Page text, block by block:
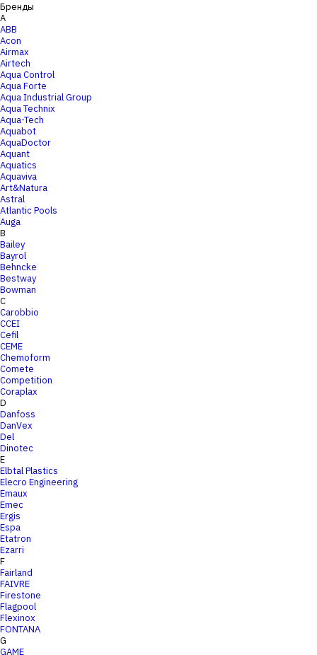
Бренды
A
ABB
Acon
Airmax
Airtech
Aqua Control
Aqua Forte
Aqua Industrial Group
Aqua Technix
Aqua-Tech
Aquabot
AquaDoctor
Aquant
Aquatics
Aquaviva
Art&Natura
Astral
Atlantic Pools
Auga
B
Bailey
Bayrol
Behncke
Bestway
Bowman
C
Carobbio
CCEI
Cefil
CEME
Chemoform
Comete
Competition
Coraplax
D
Danfoss
DanVex
Del
Dinotec
E
Elbtal Plastics
Elecro Engineering
Emaux
Emec
Ergis
Espa
Etatron
Ezarri
F
Fairland
FAIVRE
Firestone
Flagpool
Flexinox
FONTANA
G
GAME